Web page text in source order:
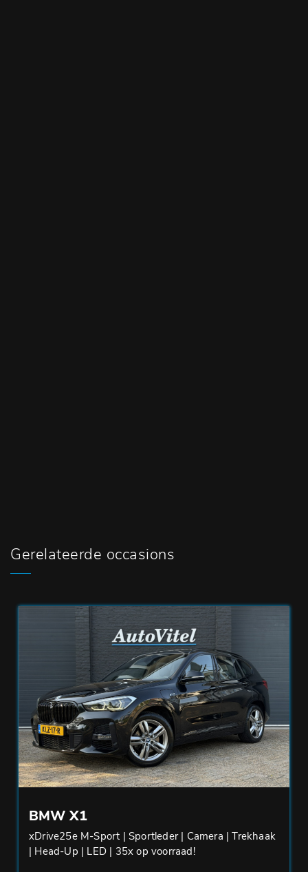
Gerelateerde occasions
BMW X1
xDrive25e M-Sport | Sportleder | Camera | Trekhaak
| Head-Up | LED | 35x op voorraad!